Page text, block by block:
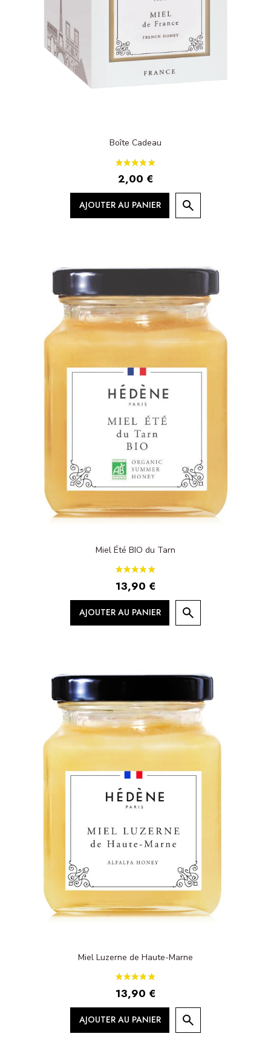
Boîte Cadeau
2,00 €
AJOUTER AU PANIER
Miel Été BIO du Tarn
13,90 €
AJOUTER AU PANIER
Miel Luzerne de Haute-Marne
13,90 €
AJOUTER AU PANIER